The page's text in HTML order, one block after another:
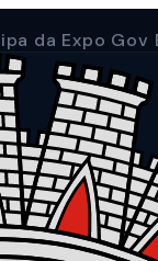
da Expo Gov